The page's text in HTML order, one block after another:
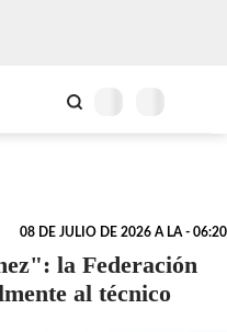
08 DE JULIO DE 2026 A LA - 06:20
la Federación
al técnico